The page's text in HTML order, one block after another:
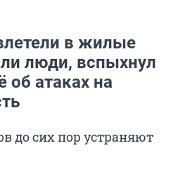
в жилые
люди, вспыхнул
об атаках на
до сих пор устраняют